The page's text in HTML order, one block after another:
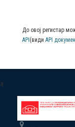
До овој регистар
API (види API
a